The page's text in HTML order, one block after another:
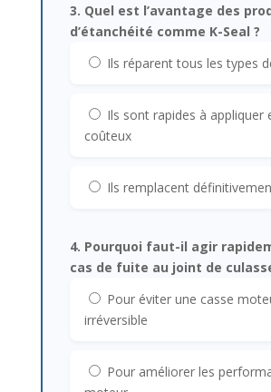
3. Quel est l’avantage des
d’étanchéité comme K-Seal ?
Ils réparent tous les types
Ils sont rapides à appliquer
coûteux
Ils remplacent
4. Pourquoi faut-il agir
cas de fuite au joint de
Pour éviter une casse
irréversible
Pour améliorer les